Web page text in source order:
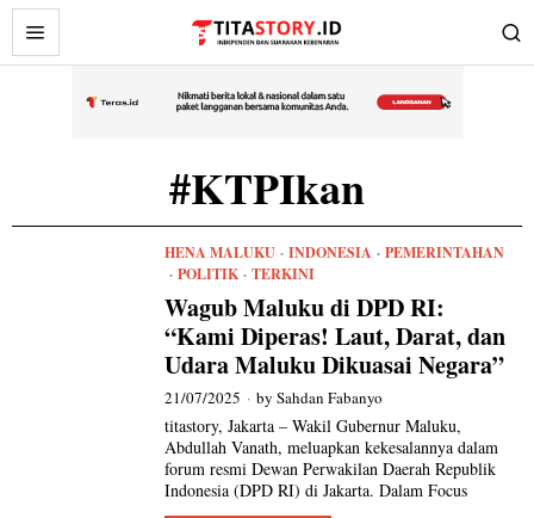
#KTPIkan
HENA MALUKU · INDONESIA · PEMERINTAHAN
· POLITIK · TERKINI
Wagub Maluku di DPD RI:
“Kami Diperas! Laut, Darat, dan
Udara Maluku Dikuasai Negara”
21/07/2025 bySahdan Fabanyo
titastory, Jakarta – Wakil Gubernur Maluku,
Abdullah Vanath, meluapkan kekesalannya dalam
forum resmi Dewan Perwakilan Daerah Republik
Indonesia (DPD RI) di Jakarta. Dalam Focus